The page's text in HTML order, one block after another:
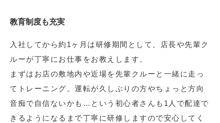
教育制度も充実
入社してから約1ヶ月は研修期間として、店長や先輩ク
ルーが丁寧にお仕事をお教えします。
まずはお店の敷地内や近場を先輩クルーと一緒に走っ
てトレーニング。運転が久しぶりの方やちょっと方向
音痴で自信ないかも…という初心者さんも1人で配達で
きるようになるまで丁寧に研修しますので安心してく